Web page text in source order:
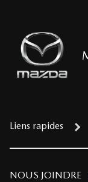
Liens rapides
NOUS JOINDRE